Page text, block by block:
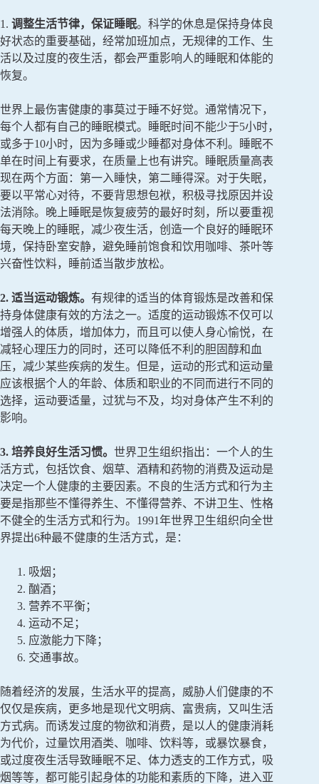
1. 调整生活节律，保证睡眠。科学的休息是保持身体良
好状态的重要基础，经常加班加点，无规律的工作、生
活以及过度的夜生活，都会严重影响人的睡眠和体能的
恢复。
世界上最伤害健康的事莫过于睡不好觉。通常情况下，
每个人都有自己的睡眠模式。睡眠时间不能少于5小时，
或多于10小时，因为多睡或少睡都对身体不利。睡眠不
单在时间上有要求，在质量上也有讲究。睡眠质量高表
现在两个方面：第一入睡快，第二睡得深。对于失眠，
要以平常心对待，不要背思想包袱，积极寻找原因并设
法消除。晚上睡眠是恢复疲劳的最好时刻，所以要重视
每天晚上的睡眠，减少夜生活，创造一个良好的睡眠环
境，保持卧室安静，避免睡前饱食和饮用咖啡、茶叶等
兴奋性饮料，睡前适当散步放松。
2. 适当运动锻炼。 有规律的适当的体育锻炼是改善和保
持身体健康有效的方法之一。适度的运动锻炼不仅可以
增强人的体质，增加体力，而且可以使人身心愉悦，在
减轻心理压力的同时，还可以降低不利的胆固醇和血
压，减少某些疾病的发生。但是，运动的形式和运动量
应该根据个人的年龄、体质和职业的不同而进行不同的
选择，运动要适量，过犹与不及，均对身体产生不利的
影响。
3. 培养良好生活习惯。 世界卫生组织指出：一个人的生
活方式，包括饮食、烟草、酒精和药物的消费及运动是
决定一个人健康的主要因素。不良的生活方式和行为主
要是指那些不懂得养生、不懂得营养、不讲卫生、性格
不健全的生活方式和行为。1991年世界卫生组织向全世
界提出6种最不健康的生活方式，是：
吸烟；
酗酒；
营养不平衡；
运动不足；
应激能力下降；
交通事故。
随着经济的发展，生活水平的提高，威胁人们健康的不
仅仅是疾病，更多地是现代文明病、富贵病，又叫生活
方式病。而诱发过度的物欲和消费，是以人的健康消耗
为代价，过量饮用酒类、咖啡、饮料等，或暴饮暴食，
或过度夜生活导致睡眠不足、体力透支的工作方式，吸
烟等等，都可能引起身体的功能和素质的下降，进入亚